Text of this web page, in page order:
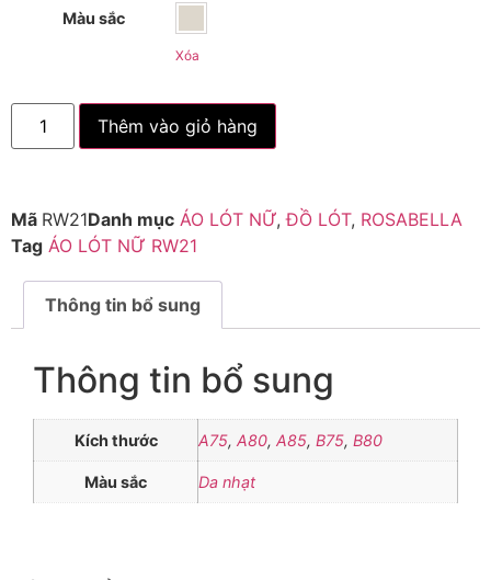
Màu sắc
Xóa
Thêm vào giỏ hàng
Mã RW21Danh mục ÁO LÓT NỮ,ĐỒ LÓT, ROSABELLA
Tag ÁO LÓT NỮ RW21
Thông tin bổ sung
Thông tin bổ sung
Kích thước A75, A80, A85, B75, B80
Màu sắc Da nhạt